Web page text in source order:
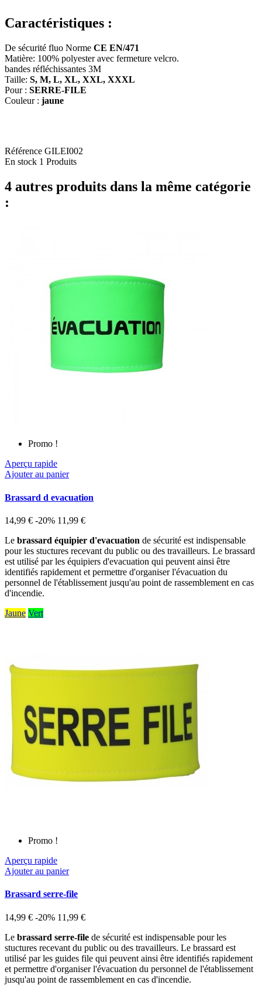
Caractéristiques :
De sécurité fluo Norme CE EN/471
Matière: 100% polyester avec fermeture velcro.
bandes réfléchissantes 3M
Taille: S, M, L, XL, XXL, XXXL
Pour : SERRE-FILE
Couleur : jaune
Référence GILEI002
En stock 1 Produits
4 autres produits dans la même catégorie
:
Promo !
Aperçu rapide
Ajouter au panier
Brassard d evacuation
14,99 € -20% 11,99 €
Le brassard équipier d'evacuation de sécurité est indispensable
pour les stuctures recevant du public ou des travailleurs. Le brassard
est utilisé par les équipiers d'evacuation qui peuvent ainsi être
identifiés rapidement et permettre d'organiser l'évacuation du
personnel de l'établissement jusqu'au point de rassemblement en cas
d'incendie.
Jaune Vert
Promo !
Aperçu rapide
Ajouter au panier
Brassard serre-file
14,99 € -20% 11,99 €
Le brassard serre-file de sécurité est indispensable pour les
stuctures recevant du public ou des travailleurs. Le brassard est
utilisé par les guides file qui peuvent ainsi être identifiés rapidement
et permettre d'organiser l'évacuation du personnel de l'établissement
jusqu'au point de rassemblement en cas d'incendie.